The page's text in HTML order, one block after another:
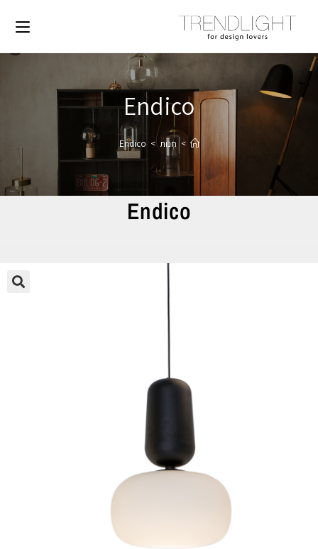
Endico
> חנות >
Endico
Endico